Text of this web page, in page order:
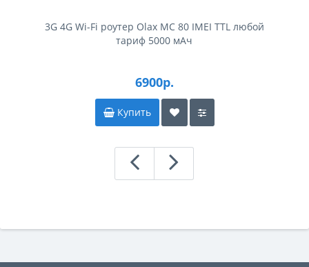
3G 4G Wi-Fi роутер Olax MC 80 IMEI TTL любой
тариф 5000 мАч
6900р.
Купить